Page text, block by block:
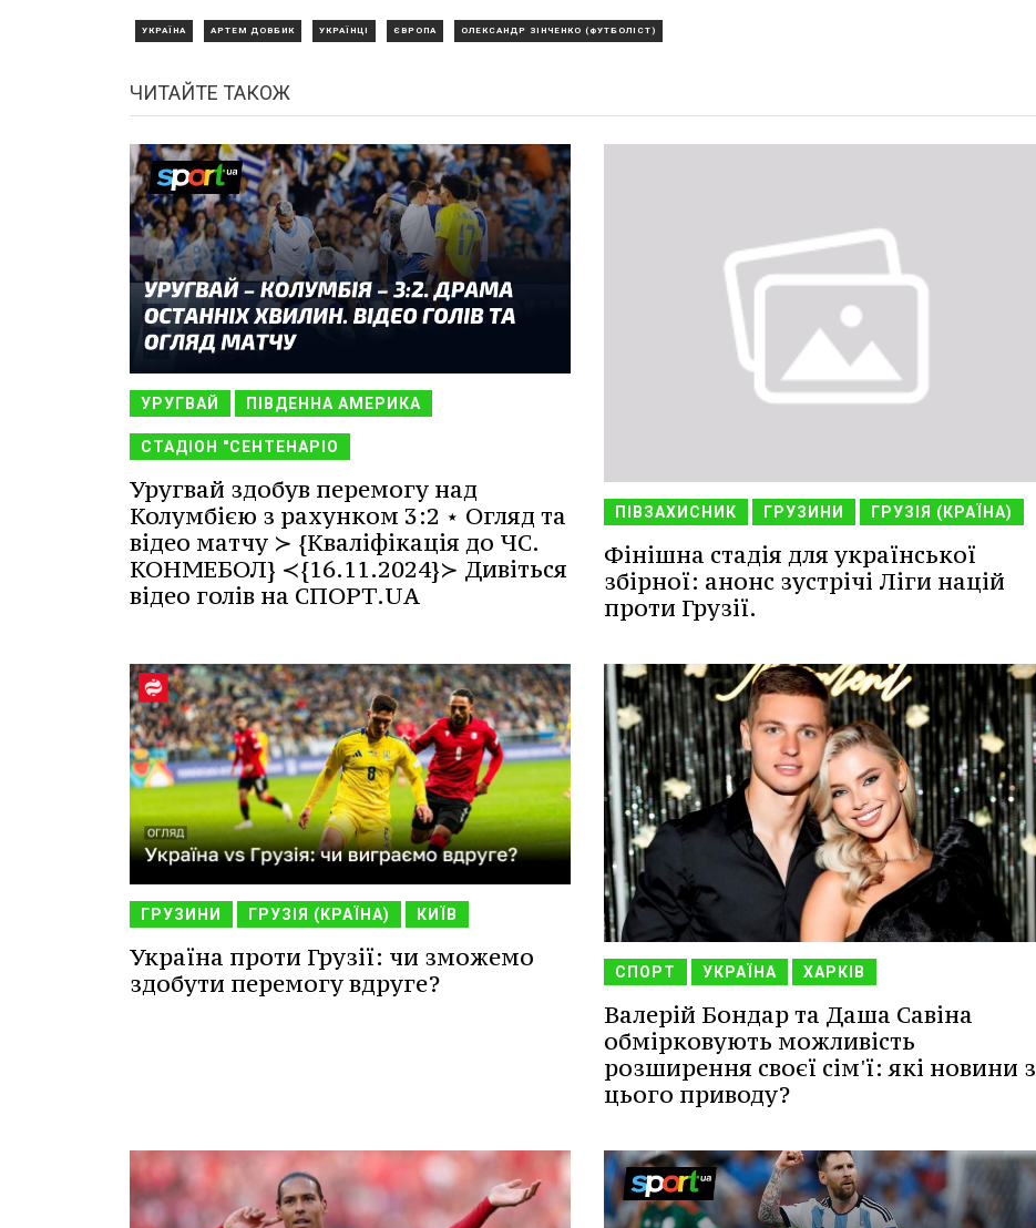
УКРАЇНА АРТЕМ ДОВБИК УКРАЇНЦІ ЄВРОПА ОЛЕКСАНДР ЗІНЧЕНКО (ФУТБОЛІСТ)
ЧИТАЙТЕ ТАКОЖ
УРУГВАЙ ПІВДЕННА АМЕРИКА
СТАДІОН "СЕНТЕНАРІО
Уругвай здобув перемогу над
Колумбією з рахунком 3:2 ⋆ Огляд та
відео матчу ≻ {Кваліфікація до ЧС.
КОНМЕБОЛ} ≺{16.11.2024}≻ Дивіться
відео голів на СПОРТ.UA
ПІВЗАХИСНИК ГРУЗИНИ ГРУЗІЯ (КРАЇНА)
Фінішна стадія для української
збірної: анонс зустрічі Ліги націй
проти Грузії.
ГРУЗИНИ ГРУЗІЯ (КРАЇНА) КИЇВ
Україна проти Грузії: чи зможемо
здобути перемогу вдруге?
СПОРТ УКРАЇНА ХАРКІВ
Валерій Бондар та Даша Савіна
обмірковують можливість
розширення своєї сім'ї: які новини з
цього приводу?